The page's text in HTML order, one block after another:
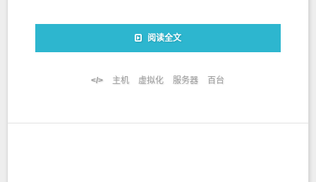
阅读全文
主机 虚拟化 服务器 百台